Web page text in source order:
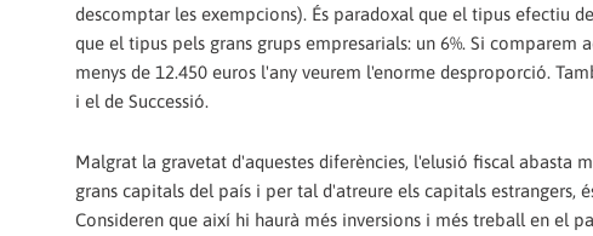
descomptar les exempcions). És paradoxal que el tipus efectiu
que el tipus pels grans grups empresarials: un 6%. Si comparem
menys de 12.450 euros l'any veurem l'enorme desproporció.
i el de Successió.
Malgrat la gravetat d'aquestes diferències, l'elusió fiscal abasta
grans capitals del país i per tal d'atreure els capitals estrangers,
Consideren que així hi haurà més inversions i més treball en el